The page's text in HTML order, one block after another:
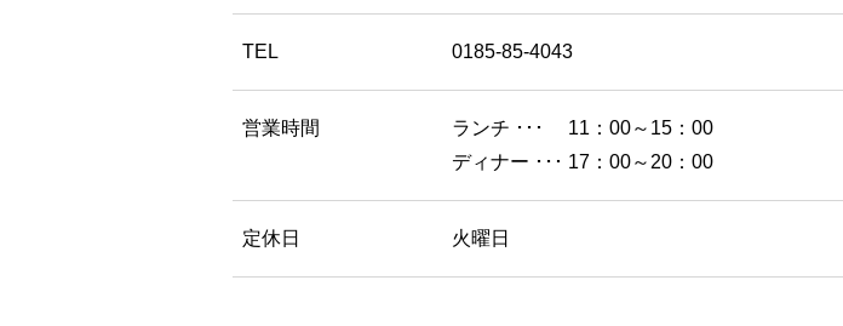
TEL 0185-85-4043
営業時間
ランチ ･･･ 11：00～15：00
ディナー ･･･ 17：00～20：00
定休日 火曜日